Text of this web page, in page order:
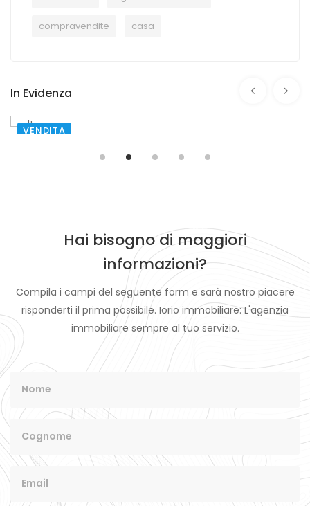
compravendite casa
In Evidenza
VENDITA
Hai bisogno di maggiori
informazioni?
Compila i campi del seguente form e sarà nostro piacere
risponderti il prima possibile. Iorio immobiliare: L'agenzia
immobiliare sempre al tuo servizio.